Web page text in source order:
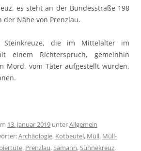
es steht an der Bundesstraße 198
der Nähe von Prenzlau.
Steinkreuze, die im Mittelalter im
einem Richterspruch, gemeinhin
Mord, vom Täter aufgestellt wurden,
13. Januar 2019 unterAllgemein
Archäologie, Kotbeutel, Müll, Müll-
, Prenzlau,Sämann,Sühnekreuz,